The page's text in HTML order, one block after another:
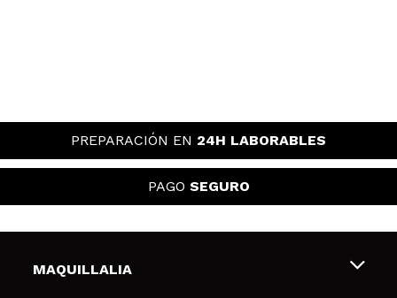
PREPARACIÓN EN 24H LABORABLES
PAGO SEGURO
MAQUILLALIA